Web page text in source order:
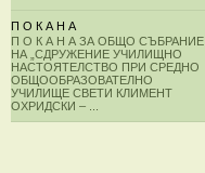
П О К А Н А
П О К А Н А ЗА ОБЩО СЪБРАНИЕ
НА „СДРУЖЕНИЕ УЧИЛИЩНО
НАСТОЯТЕЛСТВО ПРИ СРЕДНО
ОБЩООБРАЗОВАТЕЛНО
УЧИЛИЩЕ СВЕТИ КЛИМЕНТ
ОХРИДСКИ – ...